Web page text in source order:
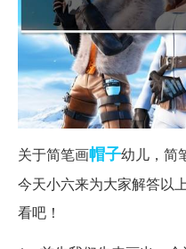
关于简笔画帽子幼儿，简
今天小六来为大家解答以
看吧！